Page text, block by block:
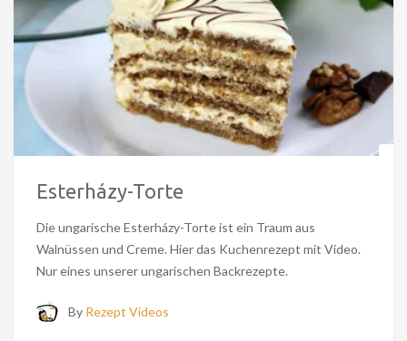
Esterházy-Torte
Die ungarische Esterházy-Torte ist ein Traum aus
Walnüssen und Creme. Hier das Kuchenrezept mit Video.
Nur eines unserer ungarischen Backrezepte.
By Rezept Videos